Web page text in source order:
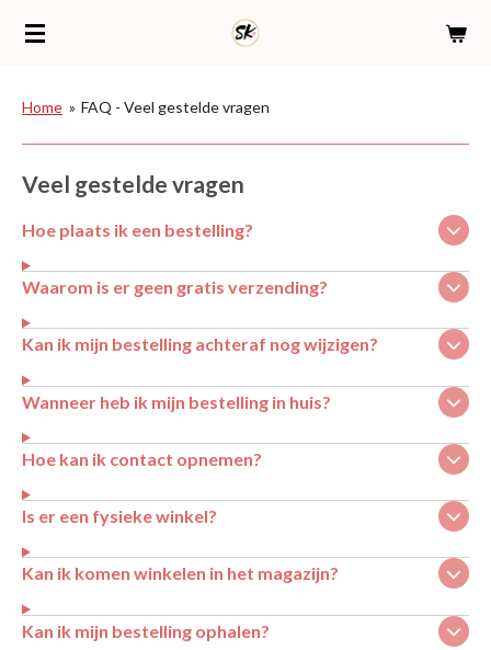
Ga
deHome » FAQ - Veel gestelde vragen
Veel gestelde vragen
Hoe plaats ik een bestelling?
Waarom is er geen gratis verzending?
Kan ik mijn bestelling achteraf nog wijzigen?
Wanneer heb ik mijn bestelling in huis?
Hoe kan ik contact opnemen?
Is er een fysieke winkel?
Kan ik komen winkelen in het magazijn?
Kan ik mijn bestelling ophalen?